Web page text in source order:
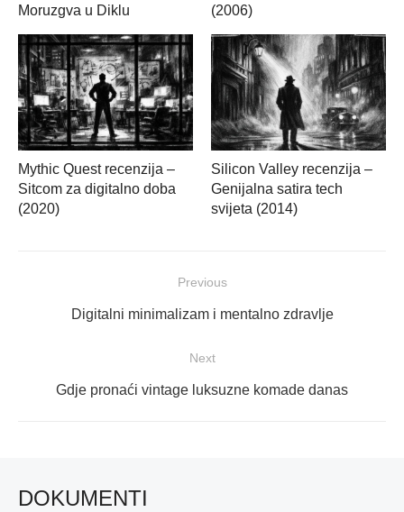
Moruzgva u Diklu
(2006)
Mythic Quest recenzija –
Sitcom za digitalno doba
(2020)
Silicon Valley recenzija –
Genijalna satira tech
svijeta (2014)
objava
Previous
Previous
Digitalni minimalizam i mentalno zdravlje
Next
Next
Gdje pronaći vintage luksuzne komade danas
DOKUMENTI